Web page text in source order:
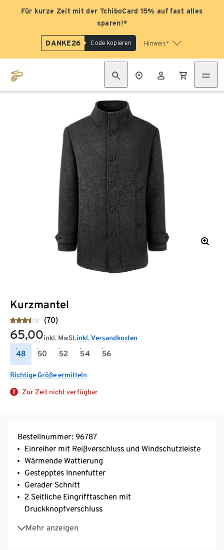
Für kurze Zeit mit der TchiboCard 15% auf fast alles
sparen!*
DANKE26 Code kopieren Hinweis*
Kurzmantel
(70)
65,00inkl. MwSt.inkl. Versandkosten
48 50 52 54 56
Richtige Größe ermitteln
Zur Zeit nicht verfügbar
Bestellnummer: 96787
Einreiher mit Reißverschluss und Windschutzleiste
Wärmende Wattierung
Gestepptes Innenfutter
Gerader Schnitt
2 Seitliche Eingrifftaschen mit
Druckknopfverschluss
Mehr anzeigen
Mit Innentasche